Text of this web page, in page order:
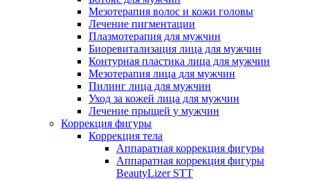
Мезотерапия волос и кожи головы
Лечение пигментации
Плазмотерапия для мужчин
Биоревитализация лица для мужчин
Контурная пластика лица для мужчин
Мезотерапия лица для мужчин
Пилинг лица для мужчин
Уход за кожей лица для мужчин
Лечение прыщей у мужчин
Коррекция фигуры
Коррекция тела
Аппаратная коррекция фигуры
Аппаратная коррекция фигуры
BeautyLizer STT